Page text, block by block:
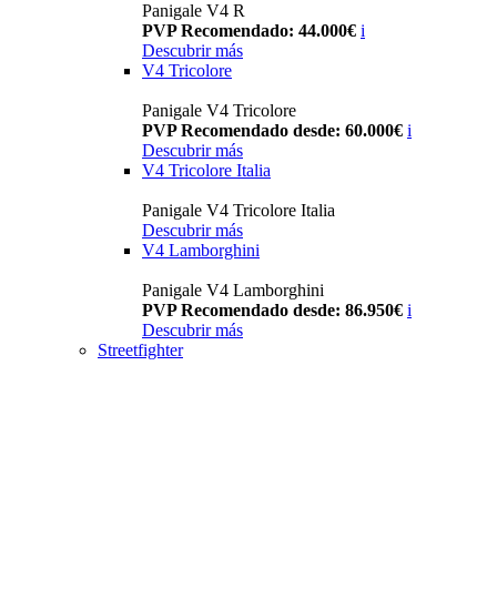
Panigale V4 R
PVP Recomendado: 44.000€ i
Descubrir más
V4 Tricolore
Panigale V4 Tricolore
PVP Recomendado desde: 60.000€ i
Descubrir más
V4 Tricolore Italia
Panigale V4 Tricolore Italia
Descubrir más
V4 Lamborghini
Panigale V4 Lamborghini
PVP Recomendado desde: 86.950€ i
Descubrir más
Streetfighter